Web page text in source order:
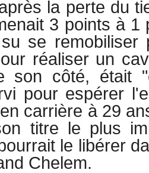
la perte du
3 points à 1
se remobiliser
réaliser un
son côté, était
pour espérer
carrière à 29
titre le plus
le libérer
Chelem.